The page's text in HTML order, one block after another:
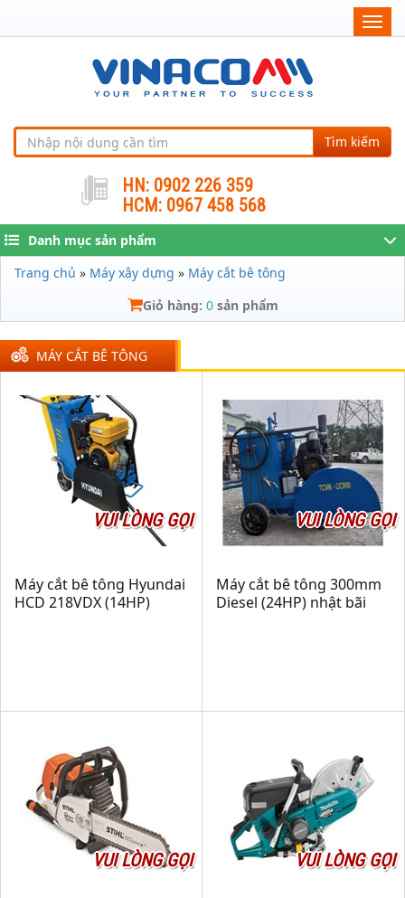
Tìm kiếm
HN: 0902 226 359
HCM: 0967 458 568
Danh mục sản phẩm
Trang chủ » Máy xây dựng » Máy cắt bê tông
Giỏ hàng: 0sản phẩm
MÁY CẮT BÊ TÔNG
VUI LÒNG GỌI
Máy cắt bê tông Hyundai
HCD 218VDX (14HP)
VUI LÒNG GỌI
Máy cắt bê tông 300mm
Diesel (24HP) nhật bãi
VUI LÒNG GỌI VUI LÒNG GỌI